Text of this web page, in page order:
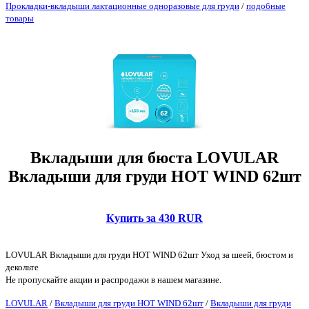
Прокладки-вкладыши лактационные одноразовые для груди / подобные
товары
Вкладыши для бюста LOVULAR
Вкладыши для груди HOT WIND 62шт
Купить за 430 RUR
LOVULAR Вкладыши для груди HOT WIND 62шт Уход за шеей, бюстом и
декольте
Не пропускайте акции и распродажи в нашем магазине.
LOVULAR / Вкладыши для груди HOT WIND 62шт / Вкладыши для груди